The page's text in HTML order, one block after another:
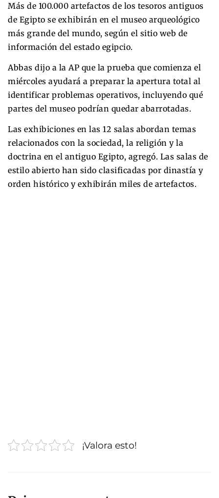
Más de 100.000 artefactos de los tesoros antiguos
de Egipto se exhibirán en el museo arqueológico
más grande del mundo, según el sitio web de
información del estado egipcio.
Abbas dijo a la AP que la prueba que comienza el
miércoles ayudará a preparar la apertura total al
identificar problemas operativos, incluyendo qué
partes del museo podrían quedar abarrotadas.
Las exhibiciones en las 12 salas abordan temas
relacionados con la sociedad, la religión y la
doctrina en el antiguo Egipto, agregó. Las salas de
estilo abierto han sido clasificadas por dinastía y
orden histórico y exhibirán miles de artefactos.
¡Valora esto!